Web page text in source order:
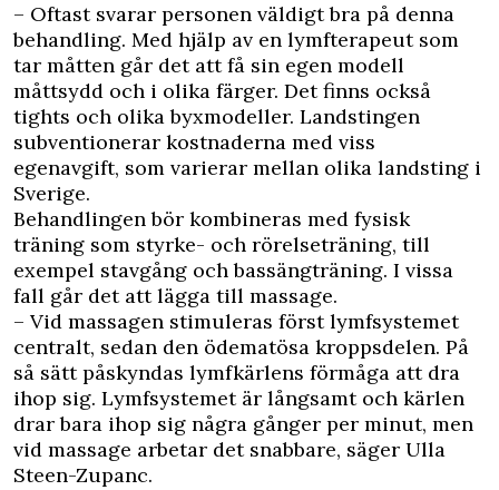
– Oftast svarar personen väldigt bra på denna
behandling. Med hjälp av en lymfterapeut som
tar måtten går det att få sin egen modell
måttsydd och i olika färger. Det finns också
tights och olika byxmodeller. Landstingen
subventionerar kostnaderna med viss
egenavgift, som varierar mellan olika landsting i
Sverige.
Behandlingen bör kombineras med fysisk
träning som styrke- och rörelseträning, till
exempel stavgång och bassängträning. I vissa
fall går det att lägga till massage.
– Vid massagen stimuleras först lymfsystemet
centralt, sedan den ödematösa kroppsdelen. På
så sätt påskyndas lymfkärlens förmåga att dra
ihop sig. Lymfsystemet är långsamt och kärlen
drar bara ihop sig några gånger per minut, men
vid massage arbetar det snabbare, säger Ulla
Steen-Zupanc.